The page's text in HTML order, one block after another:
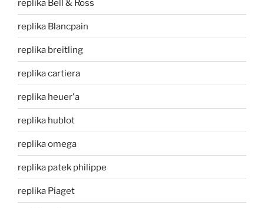
replika Bell & Ross
replika Blancpain
replika breitling
replika cartiera
replika heuer'a
replika hublot
replika omega
replika patek philippe
replika Piaget